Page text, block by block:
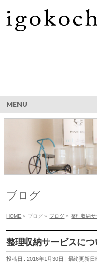
MENU
ブログ
HOME » ブログ » ブログ » 整理収納サ
整理収納サービスにつ
投稿日 : 2016年1月30日 最終更新日